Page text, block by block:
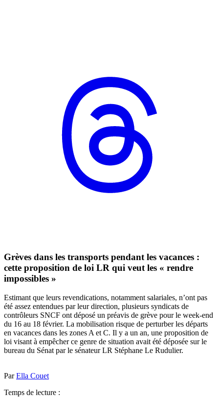
Grèves dans les transports pendant les vacances :
cette proposition de loi LR qui veut les « rendre
impossibles »
Estimant que leurs revendications, notamment salariales, n’ont pas
été assez entendues par leur direction, plusieurs syndicats de
contrôleurs SNCF ont déposé un préavis de grève pour le week-end
du 16 au 18 février. La mobilisation risque de perturber les départs
en vacances dans les zones A et C. Il y a un an, une proposition de
loi visant à empêcher ce genre de situation avait été déposée sur le
bureau du Sénat par le sénateur LR Stéphane Le Rudulier.
ParElla Couet
Temps de lecture :